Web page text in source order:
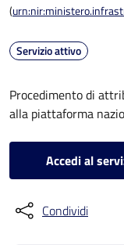
(
Servizio attivo
Procedimento di
alla piattaforma
Accedi al
Condividi